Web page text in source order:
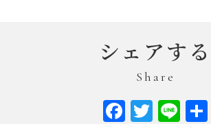
シェアする
Share
Facebook
Twitter
Line